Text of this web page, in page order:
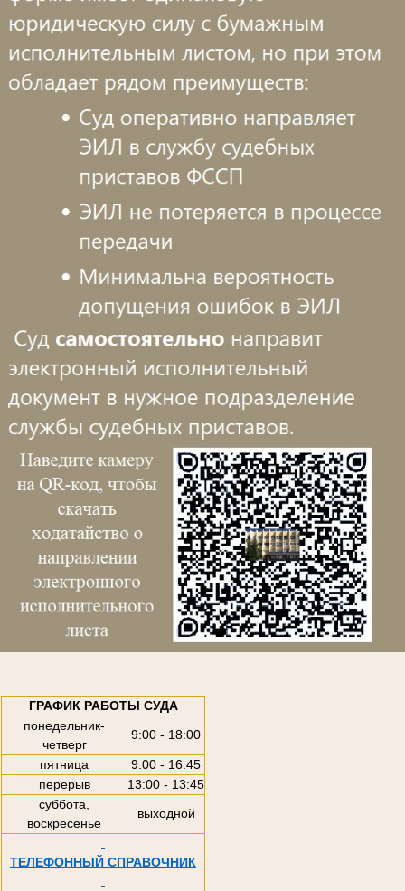
ГРАФИК РАБОТЫ СУДА
понедельник-
четверг
9:00 - 18:00
пятница
9:00 - 16:45
перерыв
13:00 - 13:45
суббота,
воскресенье
выходной
ТЕЛЕФОННЫЙ СПРАВОЧНИК